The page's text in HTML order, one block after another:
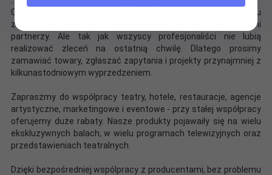
Czas realizacji zamówienia zależy od ilości i rodzaju
zamawianych produktów. Nasi dostawcy to pewni i sprawdzeni
partnerzy. Ale tak jak wszyscy profesjonaliści nie lubią
realizować zleceń na ostatnią chwilę. Dlatego prosimy
zamawiać towary, zgłaszać zapytania i projekty przynajmniej z
kilkunastodniowym wyprzedzeniem.
Zapraszmy do współpracy teatry, hotele, restauracje, agencje
artystyczne, marketingowe i eventowe - przy stałej współpracy
oferujemy duże rabaty. Nasze produkty pojawaiły się na wielu
ekskluzywnych balach, w wielu programach telewizyjnych oraz
przedstawieniach teatralnych.
Dzięki bezpośredniej wspólpracy z producentami, bez problemu